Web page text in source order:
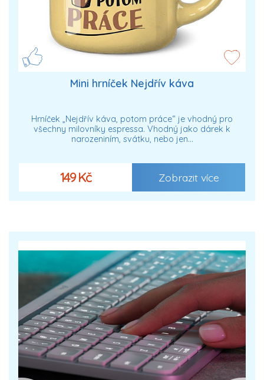
Mini hrníček Nejdřív káva
Hrníček „Nejdřív káva, potom práce“ je vhodný pro
všechny milovníky espressa. Vhodný jako dárek k
narozeniním, svátku, nebo jen…
149 Kč Zobrazit více